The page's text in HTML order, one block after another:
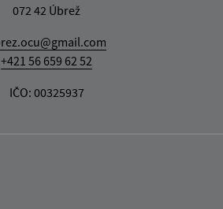
072 42 Úbrež
+421 56 659 62 52
IČO: 00325937